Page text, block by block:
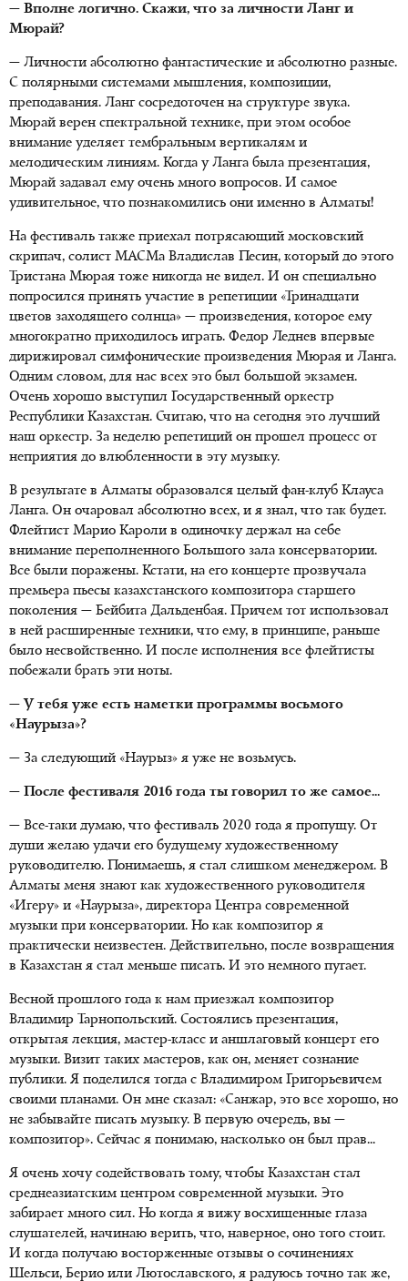
— Вполне логично. Скажи, что за личности Ланг и
Мюрай?
— Личности абсолютно фантастические и абсолютно разные.
С полярными системами мышления, композиции,
преподавания. Ланг сосредоточен на структуре звука.
Мюрай верен спектральной технике, при этом особое
внимание уделяет тембральным вертикалям и
мелодическим линиям. Когда у Ланга была презентация,
Мюрай задавал ему очень много вопросов. И самое
удивительное, что познакомились они именно в Алматы!
На фестиваль также приехал потрясающий московский
скрипач, солист МАСМа Владислав Песин, который до этого
Тристана Мюрая тоже никогда не видел. И он специально
попросился принять участие в репетиции «Тринадцати
цветов заходящего солнца» — произведения, которое ему
многократно приходилось играть. Федор Леднев впервые
дирижировал симфонические произведения Мюрая и Ланга.
Одним словом, для нас всех это был большой экзамен.
Очень хорошо выступил Государственный оркестр
Республики Казахстан. Считаю, что на сегодня это лучший
наш оркестр. За неделю репетиций он прошел процесс от
неприятия до влюбленности в эту музыку.
В результате в Алматы образовался целый фан-клуб Клауса
Ланга. Он очаровал абсолютно всех, и я знал, что так будет.
Флейтист Марио Кароли в одиночку держал на себе
внимание переполненного Большого зала консерватории.
Все были поражены. Кстати, на его концерте прозвучала
премьера пьесы казахстанского композитора старшего
поколения — Бейбита Дальденбая. Причем тот использовал
в ней расширенные техники, что ему, в принципе, раньше
было несвойственно. И после исполнения все флейтисты
побежали брать эти ноты.
— У тебя уже есть наметки программы восьмого
«Наурыза»?
— За следующий «Наурыз» я уже не возьмусь.
— После фестиваля 2016 года ты говорил то же самое...
— Все-таки думаю, что фестиваль 2020 года я пропущу. От
души желаю удачи его будущему художественному
руководителю. Понимаешь, я стал слишком менеджером. В
Алматы меня знают как художественного руководителя
«Игеру» и «Наурыза», директора Центра современной
музыки при консерватории. Но как композитор я
практически неизвестен. Действительно, после возвращения
в Казахстан я стал меньше писать. И это немного пугает.
Весной прошлого года к нам приезжал композитор
Владимир Тарнопольский. Состоялись презентация,
открытая лекция, мастер-класс и аншлаговый концерт его
музыки. Визит таких мастеров, как он, меняет сознание
публики. Я поделился тогда с Владимиром Григорьевичем
своими планами. Он мне сказал: «Санжар, это все хорошо, но
не забывайте писать музыку. В первую очередь, вы —
композитор». Сейчас я понимаю, насколько он был прав...
Я очень хочу содействовать тому, чтобы Казахстан стал
среднеазиатским центром современной музыки. Это
забирает много сил. Но когда я вижу восхищенные глаза
слушателей, начинаю верить, что, наверное, оно того стоит.
И когда получаю восторженные отзывы о сочинениях
Шельси, Берио или Лютославского, я радуюсь точно так же,